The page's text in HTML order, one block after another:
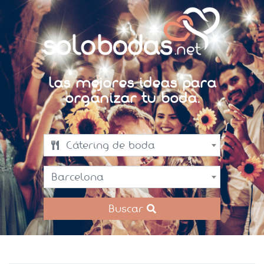
Las mejores ideas para
organizar tu boda.
Cátering de boda
Barcelona
Buscar